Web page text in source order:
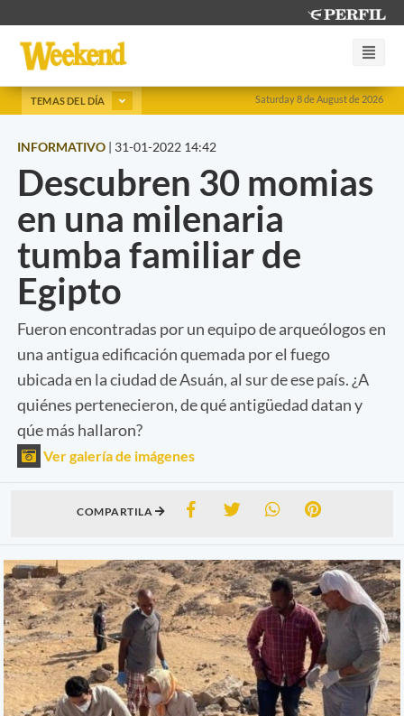
Saturday 8 de August de 2026
TEMAS DEL DÍA
INFORMATIVO | 31-01-2022 14:42
Descubren 30 momias
en una milenaria
tumba familiar de
Egipto
Fueron encontradas por un equipo de arqueólogos en
una antigua edificación quemada por el fuego
ubicada en la ciudad de Asuán, al sur de ese país. ¿A
quiénes pertenecieron, de qué antigüedad datan y
qúe más hallaron?
Ver galería de imágenes
COMPARTILA